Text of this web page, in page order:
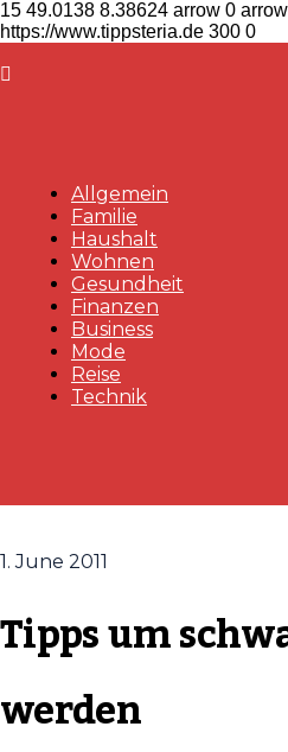
15 49.0138 8.38624 arrow 0 arrow
https://www.tippsteria.de 300 0
Allgemein
Familie
Haushalt
Wohnen
Gesundheit
Finanzen
Business
Mode
Reise
Technik
1. June 2011
Tipps um
werden